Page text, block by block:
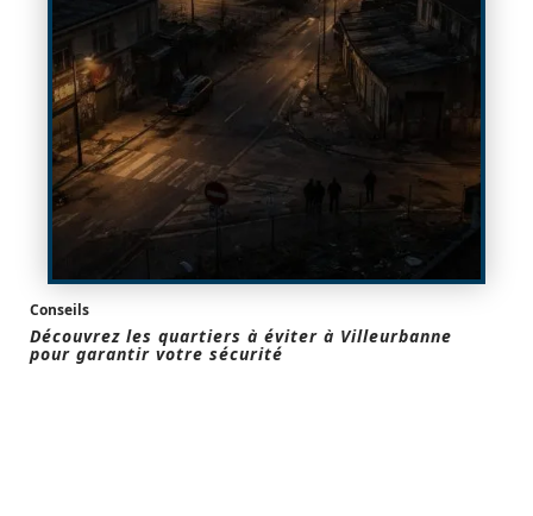
Conseils
Découvrez les quartiers à éviter à Villeurbanne
pour garantir votre sécurité